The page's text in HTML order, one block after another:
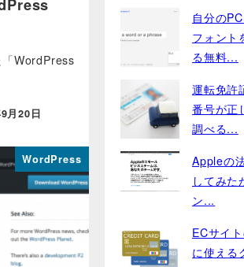
WordPress
月20日
WordPress
自分の
フォント
る無料...
運転免許
番号が正
調べる...
Appleの
してみた
ン...
ECサイ
に使える